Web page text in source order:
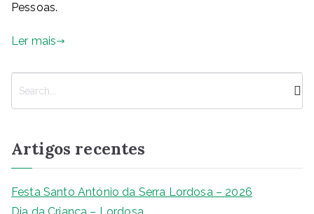
Pessoas.
Ler mais
u
i
s
Artigos recentes
Festa Santo António da Serra Lordosa – 2026